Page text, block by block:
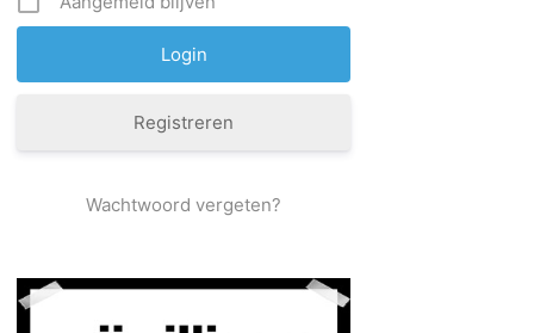
Registreren
Wachtwoord vergeten?